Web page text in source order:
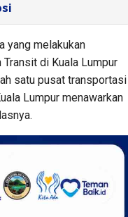
yang melakukan
di Kuala Lumpur
satu pusat transportasi
Lumpur menawarkan